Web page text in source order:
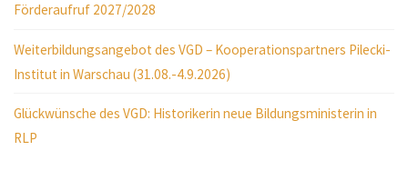
Förderaufruf 2027/2028
Weiterbildungsangebot des VGD – Kooperationspartners Pilecki-
Institut in Warschau (31.08.-4.9.2026)
Glückwünsche des VGD: Historikerin neue Bildungsministerin in
RLP